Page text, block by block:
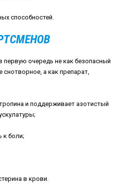
способностей.
первую очередь не как безопасный
снотворное, а как препарат,
и поддерживает азотистый
к боли;
в крови.